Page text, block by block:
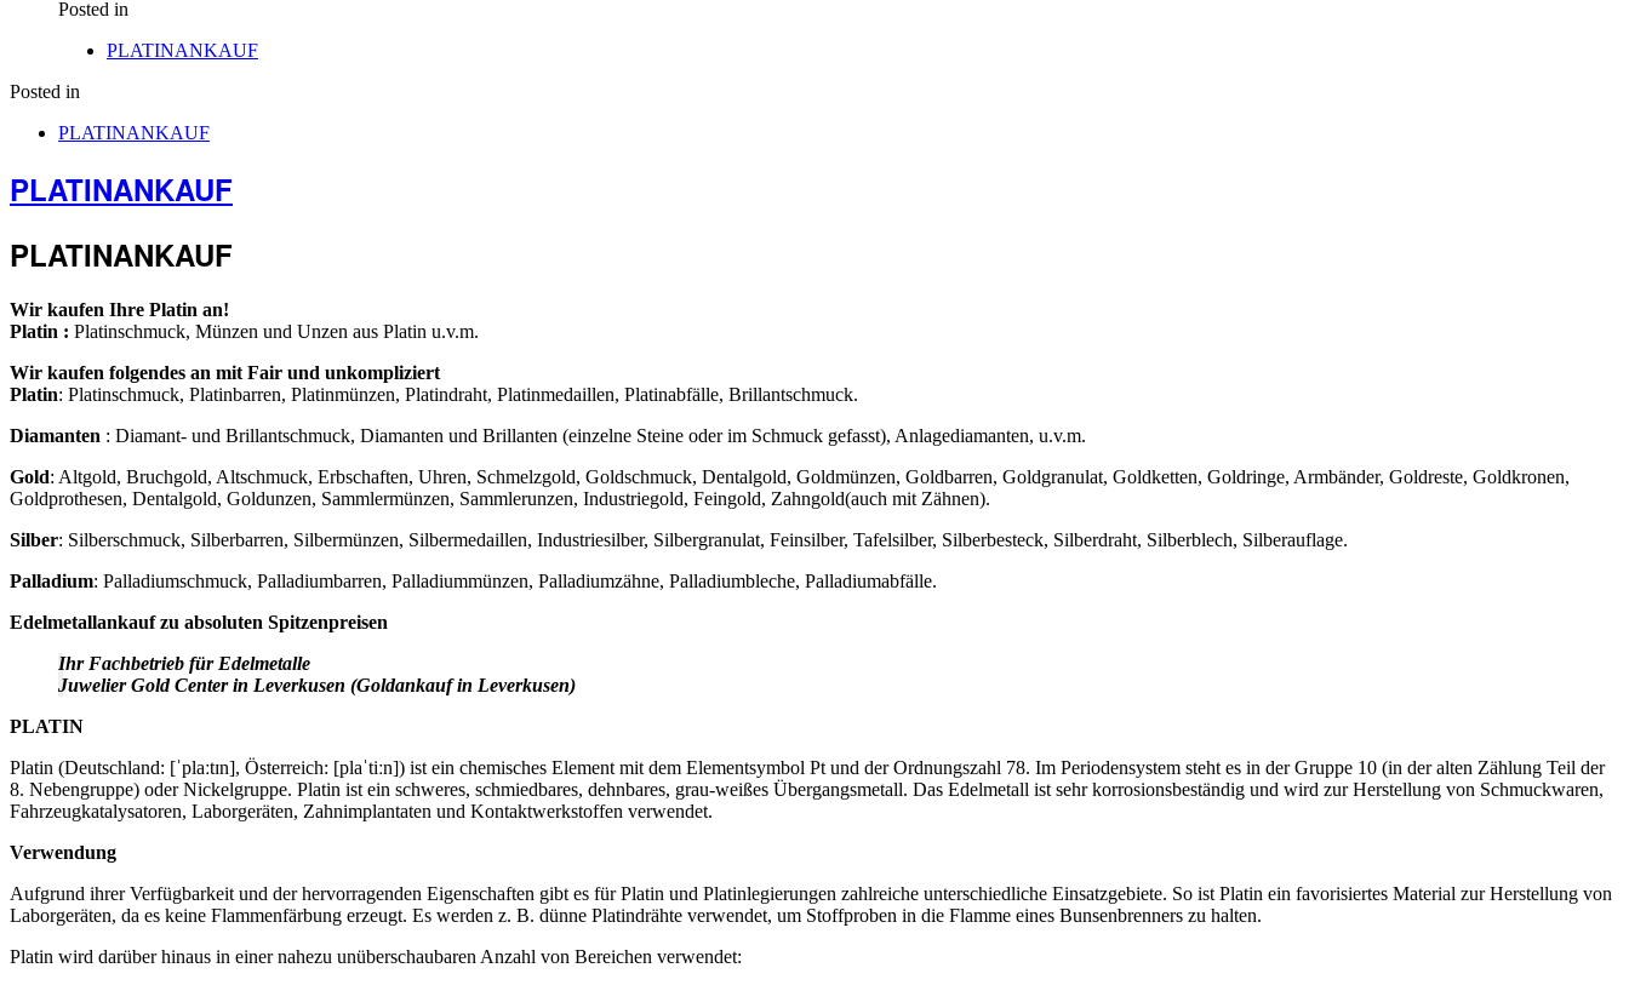
Posted in
PLATINANKAUF
Posted in
PLATINANKAUF
PLATINANKAUF
PLATINANKAUF
Wir kaufen Ihre Platin an!
Platin : Platinschmuck, Münzen und Unzen aus Platin u.v.m.
Wir kaufen folgendes an mit Fair und unkompliziert
Platin: Platinschmuck, Platinbarren, Platinmünzen, Platindraht, Platinmedaillen, Platinabfälle, Brillantschmuck.
Diamanten : Diamant- und Brillantschmuck, Diamanten und Brillanten (einzelne Steine oder im Schmuck gefasst), Anlagediamanten, u.v.m.
Gold: Altgold, Bruchgold, Altschmuck, Erbschaften, Uhren, Schmelzgold, Goldschmuck, Dentalgold, Goldmünzen, Goldbarren, Goldgranulat, Goldketten, Goldringe, Armbänder, Goldreste, Goldkronen,
Goldprothesen, Dentalgold, Goldunzen, Sammlermünzen, Sammlerunzen, Industriegold, Feingold, Zahngold(auch mit Zähnen).
Silber: Silberschmuck, Silberbarren, Silbermünzen, Silbermedaillen, Industriesilber, Silbergranulat, Feinsilber, Tafelsilber, Silberbesteck, Silberdraht, Silberblech, Silberauflage.
Palladium: Palladiumschmuck, Palladiumbarren, Palladiummünzen, Palladiumzähne, Palladiumbleche, Palladiumabfälle.
Edelmetallankauf zu absoluten Spitzenpreisen
Ihr Fachbetrieb für Edelmetalle
Juwelier Gold Center in Leverkusen (Goldankauf in Leverkusen)
PLATIN
Platin (Deutschland: [ˈplaːtɪn], Österreich: [plaˈtiːn]) ist ein chemisches Element mit dem Elementsymbol Pt und der Ordnungszahl 78. Im Periodensystem steht es in der Gruppe 10 (in der alten Zählung Teil der
8. Nebengruppe) oder Nickelgruppe. Platin ist ein schweres, schmiedbares, dehnbares, grau-weißes Übergangsmetall. Das Edelmetall ist sehr korrosionsbeständig und wird zur Herstellung von Schmuckwaren,
Fahrzeugkatalysatoren, Laborgeräten, Zahnimplantaten und Kontaktwerkstoffen verwendet.
Verwendung
Aufgrund ihrer Verfügbarkeit und der hervorragenden Eigenschaften gibt es für Platin und Platinlegierungen zahlreiche unterschiedliche Einsatzgebiete. So ist Platin ein favorisiertes Material zur Herstellung von
Laborgeräten, da es keine Flammenfärbung erzeugt. Es werden z. B. dünne Platindrähte verwendet, um Stoffproben in die Flamme eines Bunsenbrenners zu halten.
Platin wird darüber hinaus in einer nahezu unüberschaubaren Anzahl von Bereichen verwendet: